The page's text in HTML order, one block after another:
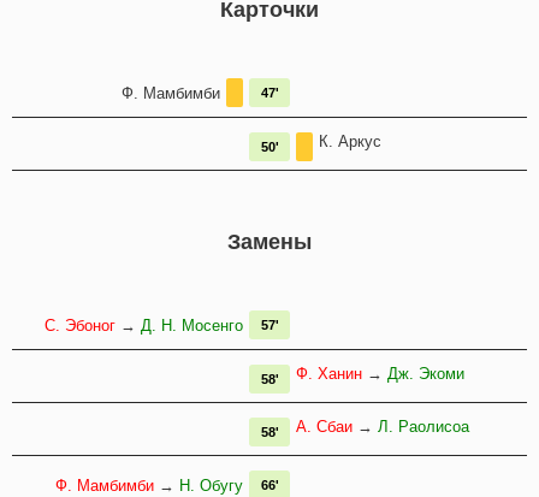
Карточки
Ф. Мамбимби 47'
К. Аркус
50'
Замены
С. Эбоног → Д. Н. Мосенго 57'
Ф. Ханин → Дж. Экоми
58'
А. Сбаи → Л. Раолисоа
58'
Ф. Мамбимби → Н. Обугу 66'